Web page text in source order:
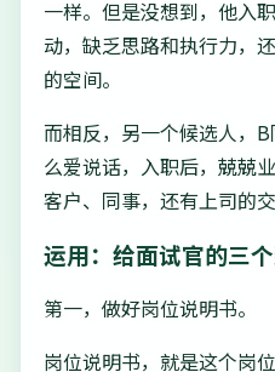
一样。但是没想到，他入
动，缺乏思路和执行力，
的空间。
而相反，另一个候选人，
么爱说话，入职后，兢兢
客户、同事，还有上司的交
运用：给面试官的三
第一，做好岗位说明书。
岗位说明书，就是这个岗